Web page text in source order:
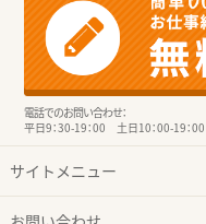
電話でのお問い合わせ：
平日9：30-19：00 土日10：00-19：00
サイトメニュー